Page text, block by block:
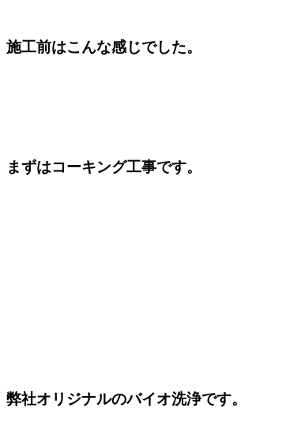
施工前はこんな感じでした。
まずはコーキング工事です。
弊社オリジナルのバイオ洗浄です。